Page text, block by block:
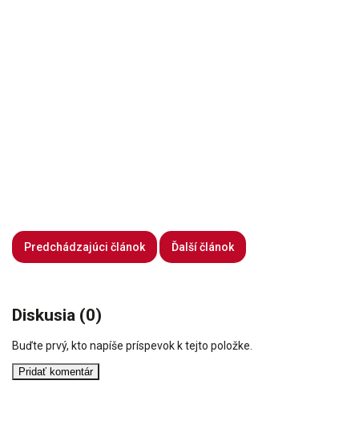
Predchádzajúci článok Ďalší článok
Diskusia (0)
Buďte prvý, kto napíše príspevok k tejto položke.
Pridať komentár